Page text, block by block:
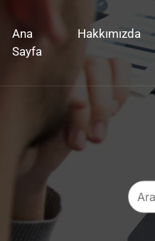
Ana
Sayfa
Hakkımızda